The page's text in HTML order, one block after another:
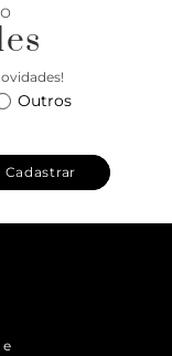
compacta, é
produções
tons neutros. Se
Outros
Cadastrar
e